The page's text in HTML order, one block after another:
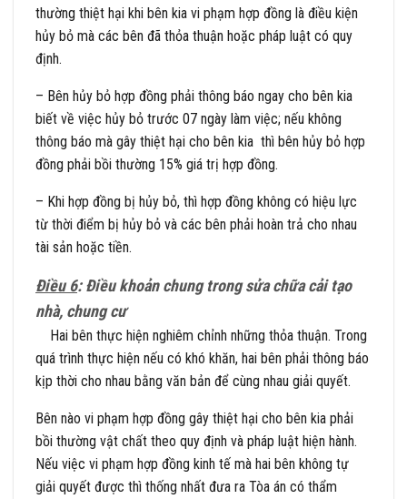
thường thiệt hại khi bên kia vi phạm hợp đồng là điều kiện
hủy bỏ mà các bên đã thỏa thuận hoặc pháp luật có quy
định.
– Bên hủy bỏ hợp đồng phải thông báo ngay cho bên kia
biết về việc hủy bỏ trước 07 ngày làm việc; nếu không
thông báo mà gây thiệt hại cho bên kia thì bên hủy bỏ hợp
đồng phải bồi thường 15% giá trị hợp đồng.
– Khi hợp đồng bị hủy bỏ, thì hợp đồng không có hiệu lực
từ thời điểm bị hủy bỏ và các bên phải hoàn trả cho nhau
tài sản hoặc tiền.
Điều 6: Điều khoản chung trong sửa chữa cải tạo
nhà, chung cư
Hai bên thực hiện nghiêm chỉnh những thỏa thuận. Trong
quá trình thực hiện nếu có khó khăn, hai bên phải thông báo
kịp thời cho nhau bằng văn bản để cùng nhau giải quyết.
Bên nào vi phạm hợp đồng gây thiệt hại cho bên kia phải
bồi thường vật chất theo quy định và pháp luật hiện hành.
Nếu việc vi phạm hợp đồng kinh tế mà hai bên không tự
giải quyết được thì thống nhất đưa ra Tòa án có thẩm